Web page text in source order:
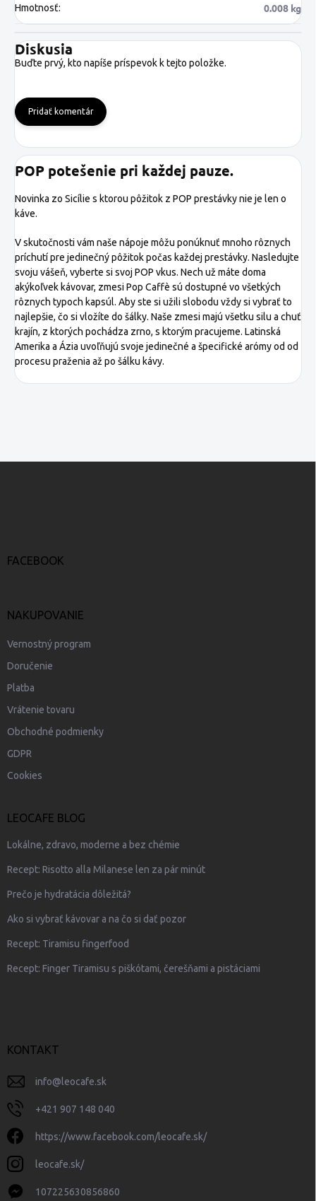
Hmotnosť: 0.008 kg
Diskusia
Buďte prvý, kto napíše príspevok k tejto položke.
Pridať komentár
POP potešenie pri každej pauze.
Novinka zo Sicílie s ktorou pôžitok z POP prestávky nie je len o
káve.
V skutočnosti vám naše nápoje môžu ponúknuť mnoho rôznych
príchutí pre jedinečný pôžitok počas každej prestávky. Nasledujte
svoju vášeň, vyberte si svoj POP vkus. Nech už máte doma
akýkoľvek kávovar, zmesi Pop Caffè sú dostupné vo všetkých
rôznych typoch kapsúl. Aby ste si užili slobodu vždy si vybrať to
najlepšie, čo si vložíte do šálky. Naše zmesi majú všetku silu a chuť
krajín, z ktorých pochádza zrno, s ktorým pracujeme. Latinská
Amerika a Ázia uvoľňujú svoje jedinečné a špecifické arómy od od
procesu praženia až po šálku kávy.
FACEBOOK
NAKUPOVANIE
Vernostný program
Doručenie
Platba
Vrátenie tovaru
Obchodné podmienky
GDPR
Cookies
LEOCAFE BLOG
Lokálne, zdravo, moderne a bez chémie
Recept: Risotto alla Milanese len za pár minút
Prečo je hydratácia dôležitá?
Ako si vybrať kávovar a na čo si dať pozor
Recept: Tiramisu fingerfood
Recept: Finger Tiramisu s piškótami, čerešňami a pistáciami
KONTAKT
info@leocafe.sk
+421 907 148 040
https://www.facebook.com/leocafe.sk/
leocafe.sk/
107225630856860